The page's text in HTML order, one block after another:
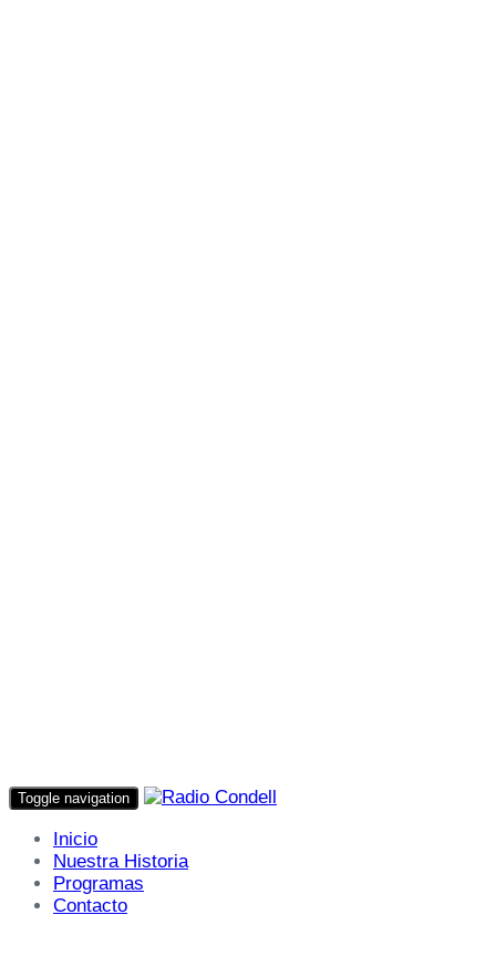
Toggle navigation
Inicio
Nuestra Historia
Programas
Contacto